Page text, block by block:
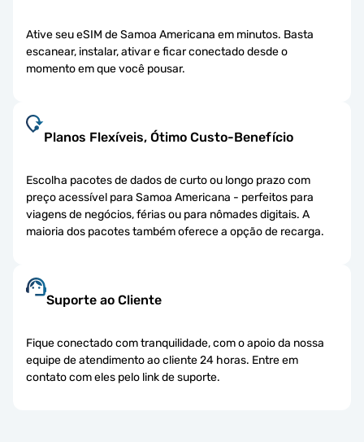
Ative seu eSIM de Samoa Americana em minutos. Basta
escanear, instalar, ativar e ficar conectado desde o
momento em que você pousar.
Planos Flexíveis, Ótimo Custo-Benefício
Escolha pacotes de dados de curto ou longo prazo com
preço acessível para Samoa Americana - perfeitos para
viagens de negócios, férias ou para nômades digitais. A
maioria dos pacotes também oferece a opção de recarga.
Suporte ao Cliente
Fique conectado com tranquilidade, com o apoio da nossa
equipe de atendimento ao cliente 24 horas. Entre em
contato com eles pelo link de suporte.